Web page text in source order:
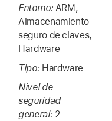
Entorno: ARM,
Almacenamiento
seguro de claves,
Hardware
Tipo: Hardware
Nivel de
seguridad
general: 2